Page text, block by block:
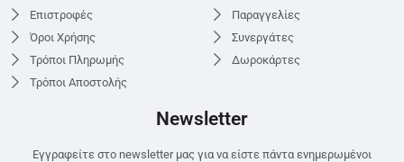
Επιστροφές
Όροι Χρήσης
Τρόποι Πληρωμής
Τρόποι Αποστολής
Παραγγελίες
Συνεργάτες
Δωροκάρτες
Newsletter
Εγγραφείτε στο newsletter μας για να είστε πάντα ενημερωμένοι